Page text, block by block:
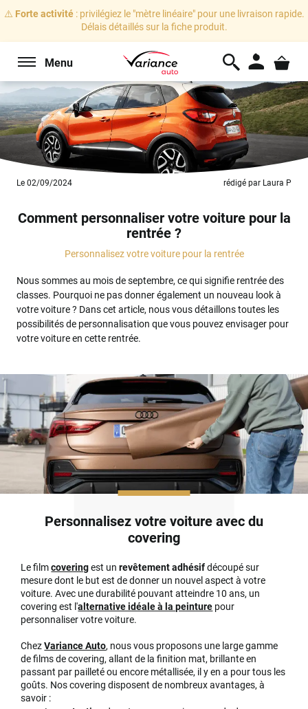
⚠️ Forte activité: privilégiez le "mètre linéaire" pour une livraison rapide.
Délais détaillés sur la fiche produit.
Menu
Le 02/09/2024 rédigé par Laura P
Comment personnaliser votre voiture pour la
rentrée ?
Personnalisez votre voiture pour la rentrée
Nous sommes au mois de septembre, ce qui signifie rentrée des
classes. Pourquoi ne pas donner également un nouveau look à
votre voiture ? Dans cet article, nous vous détaillons toutes les
possibilités de personnalisation que vous pouvez envisager pour
votre voiture en cette rentrée.
Personnalisez votre voiture avec du
covering
Le filmcoveringest unrevêtement adhésifdécoupé sur
mesure dont le but est de donner un nouvel aspect à votre
voiture. Avec une durabilité pouvant atteindre 10 ans, un
covering est l'alternative idéale à la peinture pour
personnaliser votre voiture.
ChezVariance Auto, nous vous proposons une large gamme
de films de covering, allant de la finition mat, brillante en
passant par pailleté ou encore métallisée, il y en a pour tous les
goûts. Nos covering disposent de nombreux avantages, à
savoir :